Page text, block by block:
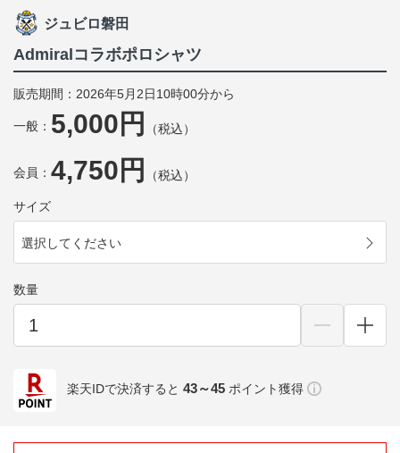
ジュビロ磐田
Admiralコラボポロシャツ
販売期間：2026年5月2日10時00分から
一般： 5,000円 （税込）
会員： 4,750円 （税込）
サイズ
選択してください
数量
楽天IDで決済すると 43～45 ポイント獲得